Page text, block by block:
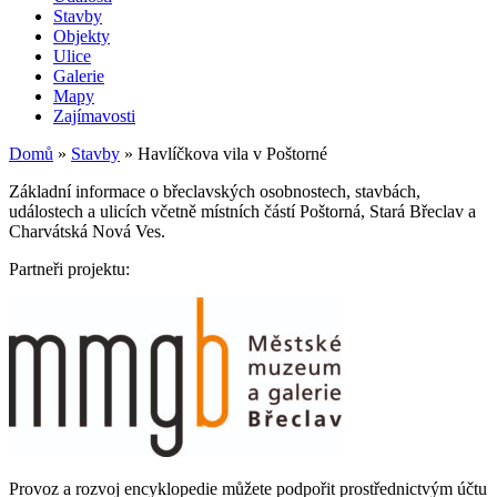
Stavby
Objekty
Ulice
Galerie
Mapy
Zajímavosti
Domů » Stavby » Havlíčkova vila v Poštorné
Základní informace o břeclavských osobnostech, stavbách,
událostech a ulicích včetně místních částí Poštorná, Stará Břeclav a
Charvátská Nová Ves.
Partneři projektu:
Provoz a rozvoj encyklopedie můžete podpořit prostřednictvým účtu